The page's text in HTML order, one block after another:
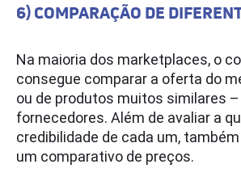
6) COMPARAÇÃO DE
Na maioria dos marketplaces, o
consegue comparar a oferta do
ou de produtos muitos similares
fornecedores. Além de avaliar a
credibilidade de cada um,
um comparativo de preços.